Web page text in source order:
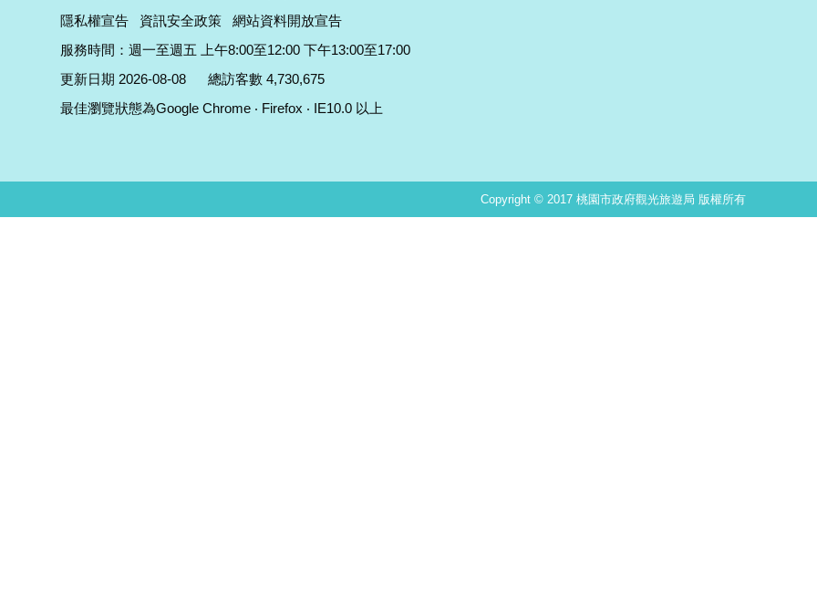
隱私權宣告
資訊安全政策
網站資料開放宣告
服務時間：週一至週五 上午8:00至12:00 下午13:00至17:00
更新日期 2026-08-08
總訪客數 4,730,675
最佳瀏覽狀態為Google Chrome ‧ Firefox ‧ IE10.0 以上
Copyright © 2017 桃園市政府觀光旅遊局 版權所有